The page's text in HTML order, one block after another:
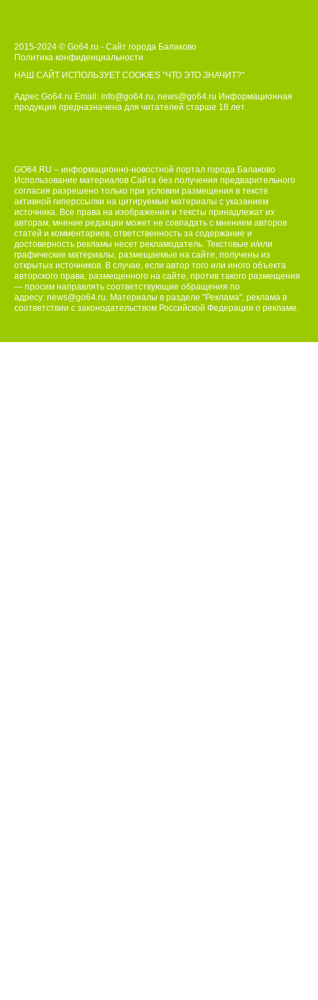
2015-2024 © Go64.ru - Сайт города Балаково
Политика конфиденциальности
НАШ САЙТ ИСПОЛЬЗУЕТ COOKIES "ЧТО ЭТО ЗНАЧИТ?"
Адрес Go64.ru Email: info@go64.ru, news@go64.ru Информационная
продукция предназначена для читателей старше 18 лет.
GO64.RU – информационно-новостной портал города Балаково
Использование материалов Сайта без получения предварительного
согласия разрешено только при условии размещения в тексте
активной гиперссылки на цитируемые материалы с указанием
источника. Все права на изображения и тексты принадлежат их
авторам, мнение редакции может не совпадать с мнением авторов
статей и комментариев, ответственность за содержание и
достоверность рекламы несет рекламодатель. Текстовые и/или
графические материалы, размещаемые на сайте, получены из
открытых источников. В случае, если автор того или иного объекта
авторского права, размещенного на сайте, против такого размещения
— просим направлять соответствующие обращения по
адресу: news@go64.ru. Материалы в разделе "Реклама", реклама в
соответствии с законодательством Российской Федерации о рекламе.